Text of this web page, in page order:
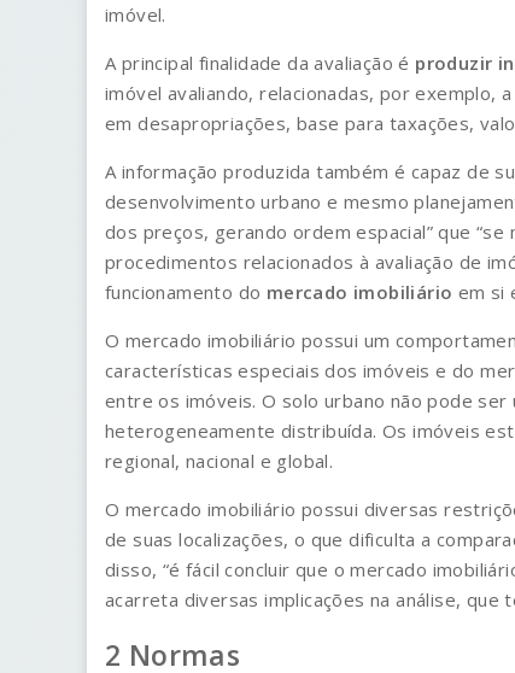
imóvel.
A principal finalidade da avaliação é produzir
imóvel avaliando, relacionadas, por exemplo,
em desapropriações, base para taxações,
A informação produzida também é capaz de
desenvolvimento urbano e mesmo
dos preços, gerando ordem espacial” que
procedimentos relacionados à avaliação de
funcionamento do mercado imobiliário em si
O mercado imobiliário possui um
características especiais dos imóveis e do
entre os imóveis. O solo urbano não pode
heterogeneamente distribuída. Os imóveis
regional, nacional e global.
O mercado imobiliário possui diversas
de suas localizações, o que dificulta a
disso, “é fácil concluir que o mercado
acarreta diversas implicações na análise,
Normas